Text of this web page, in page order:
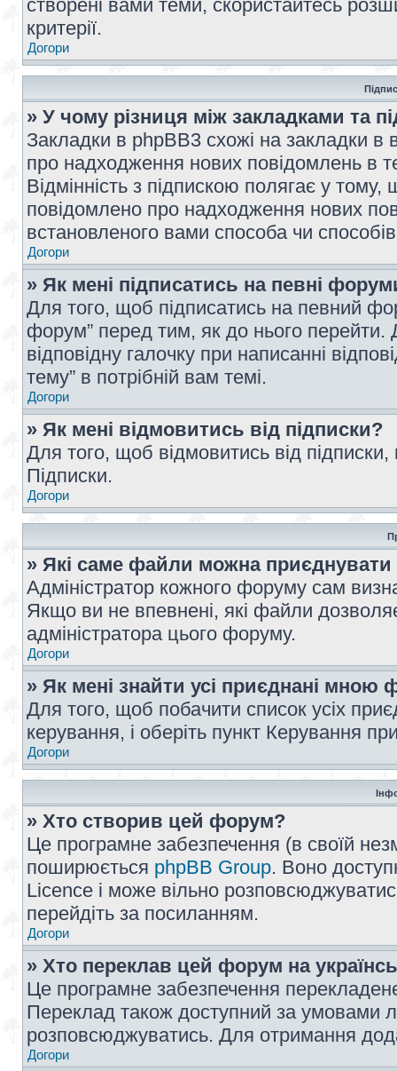
створені вами теми, скористайтесь
критерії.
Догори
» У чому різниця між закладками та
Закладки в phpBB3 схожі на закладки
про надходження нових повідомлень в
Відмінність з підпискою полягає у
повідомлено про надходження нових
встановленого вами способа чи
Догори
» Як мені підписатись на певні
Для того, щоб підписатись на певний
форум” перед тим, як до нього перейти.
відповідну галочку при написанні
тему” в потрібній вам темі.
Догори
» Як мені відмовитись від підписки?
Для того, щоб відмовитись від
Підписки.
Догори
» Які саме файли можна
Адміністратор кожного форуму сам
Якщо ви не впевнені, які файли
адміністратора цього форуму.
Догори
» Як мені знайти усі приєднані мною
Для того, щоб побачити список усіх
керування, і оберіть пункт Керування
Догори
» Хто створив цей форум?
Це програмне забезпечення (в своїй
поширюється phpBB Group. Воно
Licence і може вільно
перейдіть за посиланням.
Догори
» Хто переклав цей форум на
Це програмне забезпечення
Переклад також доступний за умовами
розповсюджуватись. Для отримання
Догори